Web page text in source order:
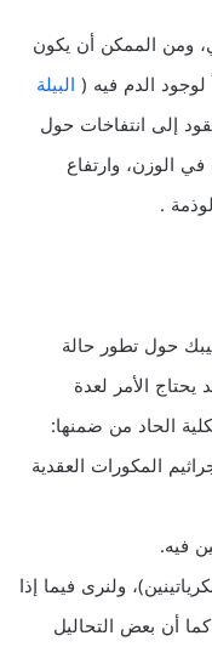
ومن الممكن أن يكون
لوجود الدم فيه ( البيلة
إلى انتفاخات حول
الوزن، وارتفاع
.
حول تطور حالة
الأمر لعدة
الحاد من ضمنها:
المكورات العقدية
فيه.
ولنرى فيما إذا
أن بعض التحاليل